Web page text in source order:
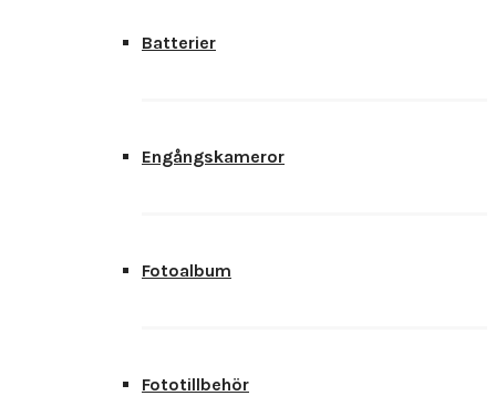
Batterier
Engångskameror
Fotoalbum
Fototillbehör